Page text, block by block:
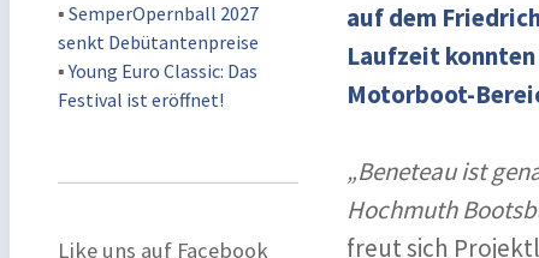
▪ SemperOpernball 2027
senkt Debütantenpreise
▪Young Euro Classic: Das
Festival ist eröffnet!
Like uns auf Facebook
auf dem
Laufzeit
Motorboot-
„Beneteau ist
Hochmuth
freut sich